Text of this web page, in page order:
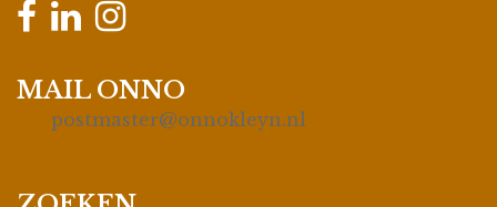
MAIL ONNO
postmaster@onnokleyn.nl